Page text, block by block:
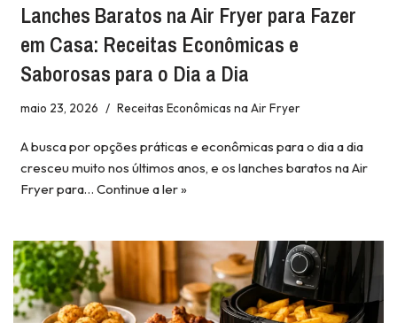
Lanches Baratos na Air Fryer para Fazer
em Casa: Receitas Econômicas e
Saborosas para o Dia a Dia
maio 23, 2026 Receitas Econômicas na Air Fryer
A busca por opções práticas e econômicas para o dia a dia
cresceu muito nos últimos anos, e os lanches baratos na Air
Fryer para… Continue a ler »